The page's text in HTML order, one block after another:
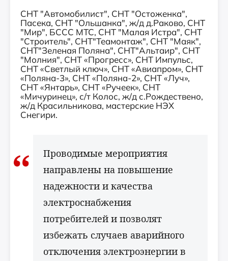
СНТ "Автомобилист", СНТ "Остоженка",
Пасека, СНТ "Ольшанка", ж/д д.Раково, СНТ
"Мир", БССС МТС, СНТ "Малая Истра", СНТ
"Строитель", СНТ"Теамонтаж", СНТ "Маяк",
СНТ"Зеленая Поляна", СНТ"Альтаир", СНТ
"Молния", СНТ «Прогресс», СНТ Импульс,
СНТ «Светлый ключ», СНТ «Авиапром», СНТ
«Поляна-3», СНТ «Поляна-2», СНТ «Луч»,
СНТ «Янтарь», СНТ «Ручеек», СНТ
«Мичуринец», с/т Колос, ж/д с.Рождествено,
ж/д Красильникова, мастерские НЭХ
Снегири.
Проводимые мероприятия
направлены на повышение
надежности и качества
электроснабжения
потребителей и позволят
избежать случаев аварийного
отключения электроэнергии в